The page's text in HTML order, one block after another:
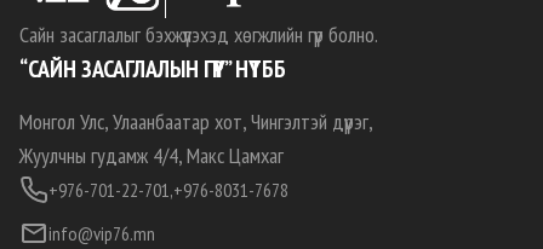
Сайн засаглалыг бэхжүүлэхэд хөгжлийн гүүр болно.
“САЙН ЗАСАГЛАЛЫН ГҮҮР” НҮТББ
Монгол Улс, Улаанбаатар хот, Чингэлтэй дүүрэг,
Жуулчны гудамж 4/4, Макс Цамхаг
+976-701-22-701,+976-8031-7678
info@vip76.mn